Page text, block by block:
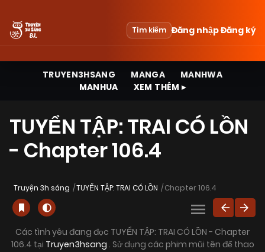
Tìm kiếm Đăng nhậpĐăng ký
TRUYEN3HSANG MANGA
MANHWA
MANHUA
XEM THÊM ▸
TUYỂN TẬP: TRAI CÓ LỒN
- Chapter 106.4
Truyện 3h sáng TUYỂN TẬP: TRAI CÓ LỒN Chapter 106.4
Các tình yêu đang đọc TUYỂN TẬP: TRAI CÓ LỒN - Chapter
106.4 tại Truyen3hsang . Sử dụng các phim mũi tên để thao